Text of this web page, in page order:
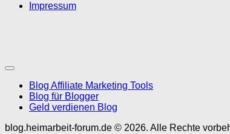
Impressum
Blog Affiliate Marketing Tools
Blog für Blogger
Geld verdienen Blog
blog.heimarbeit-forum.de © 2026. Alle Rechte